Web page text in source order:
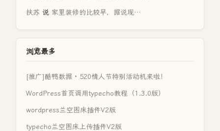
扶苏 说 家里装修的比较早，据说现…
浏览最多
[推广]酷鸭数据 · 520情人节特别活动机来啦！
WordPress首页调用typecho教程（1.3.0版）
wordpress兰空图床插件V2版
typecho兰空图床上传插件V2版